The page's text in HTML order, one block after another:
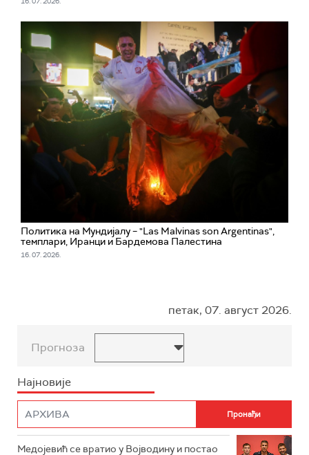
Политика на Мундијалу – "Las Malvinas son Argentinas",
темплари, Иранци и Бардемова Палестина
16. 07. 2026.
петак, 07. август 2026.
Прогноза
Најновије
Медојевић се вратио у Војводину и постао